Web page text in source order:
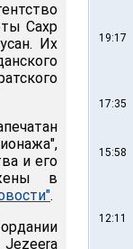
Сахр
Их
и его
в
.
19:17
17:35
15:58
12:11